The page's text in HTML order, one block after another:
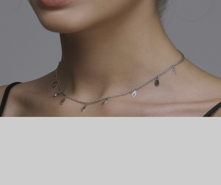
металла, постепенно обретая свои изящные очертания.